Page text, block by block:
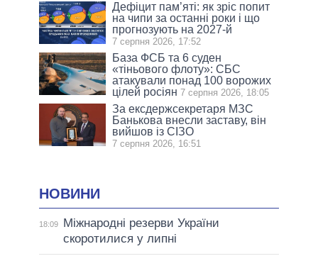
Дефіцит пам’яті: як зріс попит
на чипи за останні роки і що
прогнозують на 2027-й
7 серпня 2026, 17:52
База ФСБ та 6 суден
«тіньового флоту»: СБС
атакували понад 100 ворожих
цілей росіян 7 серпня 2026, 18:05
За ексдержсекретаря МЗС
Банькова внесли заставу, він
вийшов із СІЗО
7 серпня 2026, 16:51
НОВИНИ
18:09
Міжнародні резерви України
скоротилися у липні